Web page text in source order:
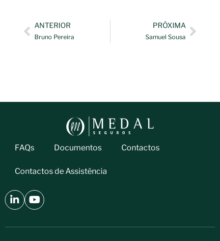
ANTERIOR
Bruno Pereira
PRÓXIMA
Samuel Sousa
FAQs Documentos Contactos
Contactos de Assistência